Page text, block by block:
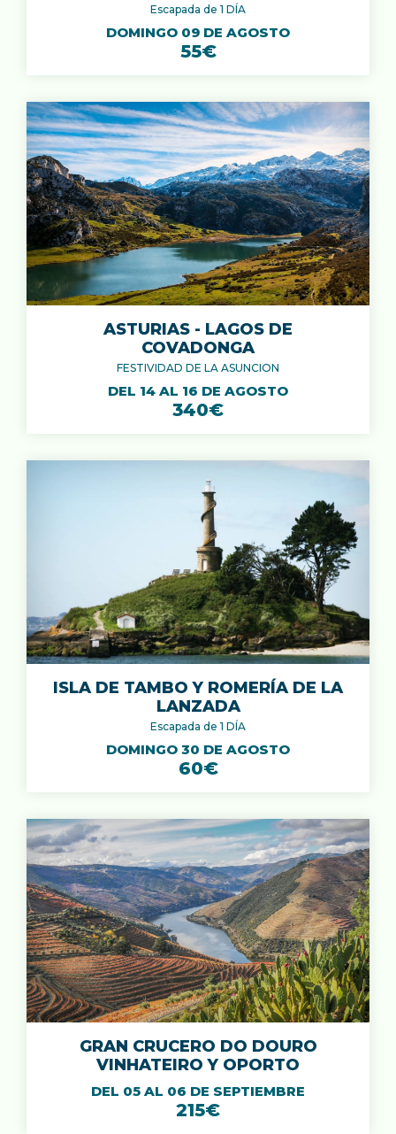
GRAN CRUCERO DO DOURO
VINHATEIRO Y OPORTO
DEL 05 AL 06 DE SEPTIEMBRE
215€
ISLA DE TAMBO Y ROMERÍA DE LA
LANZADA
Escapada de 1 DÍA
DOMINGO 30 DE AGOSTO
60€
ASTURIAS - LAGOS DE
COVADONGA
FESTIVIDAD DE LA ASUNCION
DEL 14 AL 16 DE AGOSTO
340€
Escapada de 1 DÍA
DOMINGO 09 DE AGOSTO
55€